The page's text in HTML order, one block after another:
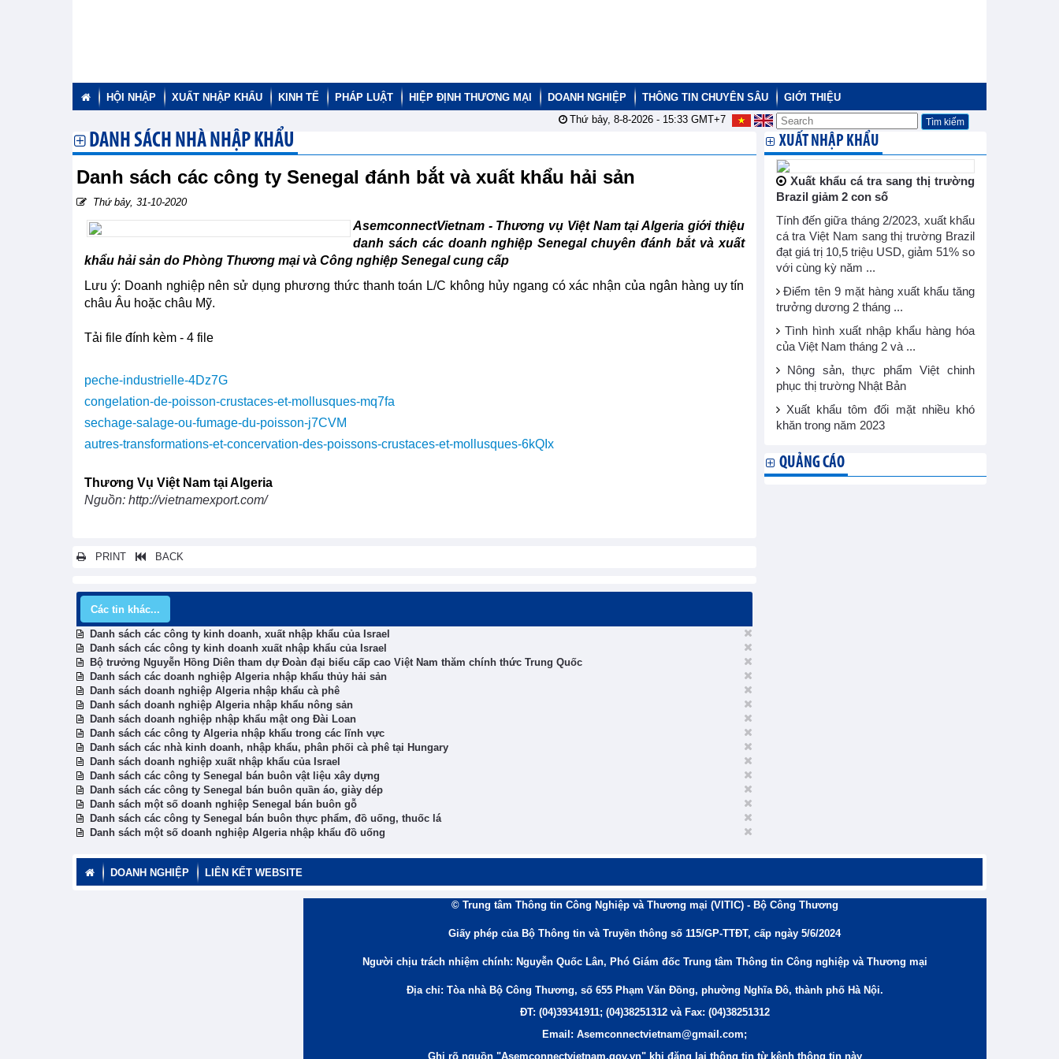
HỘI NHẬP XUẤT NHẬP KHẨU KINH TẾ PHÁP LUẬT HIỆP ĐỊNH THƯƠNG MẠI DOANH NGHIỆP THÔNG TIN CHUYÊN SÂU
GIỚI THIỆU
Thứ bảy, 8-8-2026 - 15:33GMT+7
DANH SÁCH NHÀ NHẬP KHẨU
Danh sách các công ty Senegal đánh bắt và xuất khẩu hải sản
Thứ bảy, 31-10-2020
AsemconnectVietnam - Thương vụ Việt Nam tại Algeria giới thiệu
danh sách các doanh nghiệp Senegal chuyên đánh bắt và xuất
khẩu hải sản do Phòng Thương mại và Công nghiệp Senegal cung cấp
Lưu ý: Doanh nghiệp nên sử dụng phương thức thanh toán L/C không hủy ngang có xác nhận của ngân hàng uy tín
châu Âu hoặc châu Mỹ.
Tải file đính kèm - 4 file
peche-industrielle-4Dz7G
congelation-de-poisson-crustaces-et-mollusques-mq7fa
sechage-salage-ou-fumage-du-poisson-j7CVM
autres-transformations-et-concervation-des-poissons-crustaces-et-mollusques-6kQIx
Thương Vụ Việt Nam tại Algeria
Nguồn: http://vietnamexport.com/
PRINT BACK
Các tin khác...
Danh sách các công ty kinh doanh, xuất nhập khẩu của Israel
Danh sách các công ty kinh doanh xuất nhập khẩu của Israel
Bộ trưởng Nguyễn Hồng Diên tham dự Đoàn đại biểu cấp cao Việt Nam thăm chính thức Trung Quốc
Danh sách các doanh nghiệp Algeria nhập khẩu thủy hải sản
Danh sách doanh nghiệp Algeria nhập khẩu cà phê
Danh sách doanh nghiệp Algeria nhập khẩu nông sản
Danh sách doanh nghiệp nhập khẩu mật ong Đài Loan
Danh sách các công ty Algeria nhập khẩu trong các lĩnh vực
Danh sách các nhà kinh doanh, nhập khẩu, phân phối cà phê tại Hungary
Danh sách doanh nghiệp xuất nhập khẩu của Israel
Danh sách các công ty Senegal bán buôn vật liệu xây dựng
Danh sách các công ty Senegal bán buôn quần áo, giày dép
Danh sách một số doanh nghiệp Senegal bán buôn gỗ
Danh sách các công ty Senegal bán buôn thực phẩm, đồ uống, thuốc lá
Danh sách một số doanh nghiệp Algeria nhập khẩu đồ uống
XUẤT NHẬP KHẨU
Xuất khẩu cá tra sang thị trường
Brazil giảm 2 con số
Tính đến giữa tháng 2/2023, xuất khẩu
cá tra Việt Nam sang thị trường Brazil
đạt giá trị 10,5 triệu USD, giảm 51% so
với cùng kỳ năm ...
Điểm tên 9 mặt hàng xuất khẩu tăng
trưởng dương 2 tháng ...
Tình hình xuất nhập khẩu hàng hóa
của Việt Nam tháng 2 và ...
Nông sản, thực phẩm Việt chinh
phục thị trường Nhật Bản
Xuất khẩu tôm đối mặt nhiều khó
khăn trong năm 2023
QUẢNG CÁO
DOANH NGHIỆP LIÊN KẾT WEBSITE
© Trung tâm Thông tin Công Nghiệp và Thương mại (VITIC) - Bộ Công Thương
Giấy phép của Bộ Thông tin và Truyền thông số 115/GP-TTĐT, cấp ngày 5/6/2024
Người chịu trách nhiệm chính: Nguyễn Quốc Lân, Phó Giám đốc Trung tâm Thông tin Công nghiệp và Thương mại
Địa chỉ: Tòa nhà Bộ Công Thương, số 655 Phạm Văn Đồng, phường Nghĩa Đô, thành phố Hà Nội.
ĐT: (04)39341911; (04)38251312 và Fax: (04)38251312
Email: Asemconnectvietnam@gmail.com;
Ghi rõ nguồn "Asemconnectvietnam.gov.vn" khi đăng lại thông tin từ kênh thông tin này